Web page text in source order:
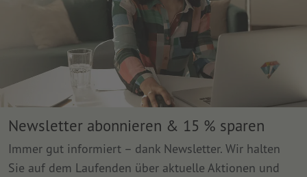
Newsletter abonnieren & 15 % sparen
Immer gut informiert – dank Newsletter. Wir halten
Sie auf dem Laufenden über aktuelle Aktionen und